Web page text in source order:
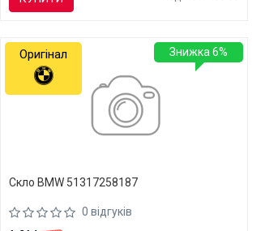
Скло BMW 51317258187
0 відгуків
Знижка 6%
Оригінал